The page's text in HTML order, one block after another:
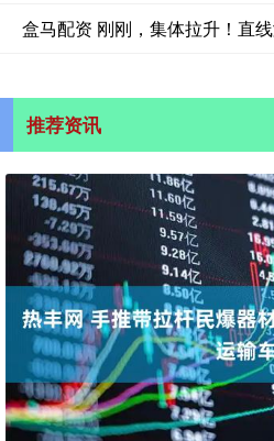
盒马配资 刚刚，集体拉升！直线
推荐资讯